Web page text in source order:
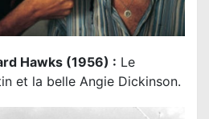
Hawks (1956) : Le
et la belle Angie Dickinson.